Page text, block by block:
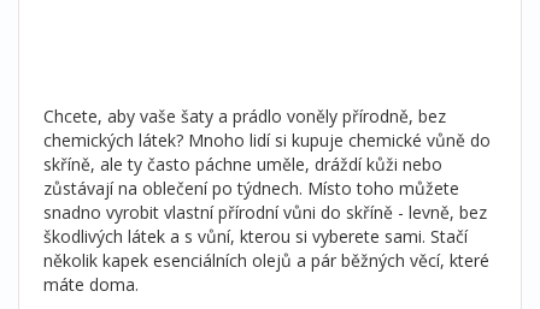
Chcete, aby vaše šaty a prádlo voněly přírodně, bez
chemických látek? Mnoho lidí si kupuje chemické vůně do
skříně, ale ty často páchne uměle, dráždí kůži nebo
zůstávají na oblečení po týdnech. Místo toho můžete
snadno vyrobit vlastní přírodní vůni do skříně - levně, bez
škodlivých látek a s vůní, kterou si vyberete sami. Stačí
několik kapek esenciálních olejů a pár běžných věcí, které
máte doma.